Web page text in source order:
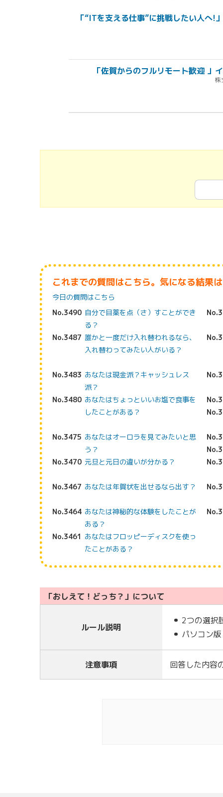
「“ITを支える仕事”に挑戦したい人
「佐賀からのフルリモート歓迎
株
これまでの質問はこちら。気になる結果
今日の質問はこちら
No.3490 自分で目薬を点（さ）すことができ
る？
No.3487 誰かと一度だけ入れ替われるなら、
入れ替わってみたい人がいる？
No.3483 あなたは現金派？キャッシュレス
派？
No.3480 あなたはちょっといいお塩で食事を
したことがある？
No.3475 あなたはオーロラを見てみたいと思
う？
No.3470 元旦と元日の違いが分かる？
No.3467 あなたは年賀状を出せるなら出す？
No.3464 あなたは神秘的な体験をしたことが
ある？
No.3461 あなたはフロッピーディスクを使っ
たことがある？
「おしえて！どっち？」について
ルール説明
2つの選択
パソコン
注意事項 回答した内容